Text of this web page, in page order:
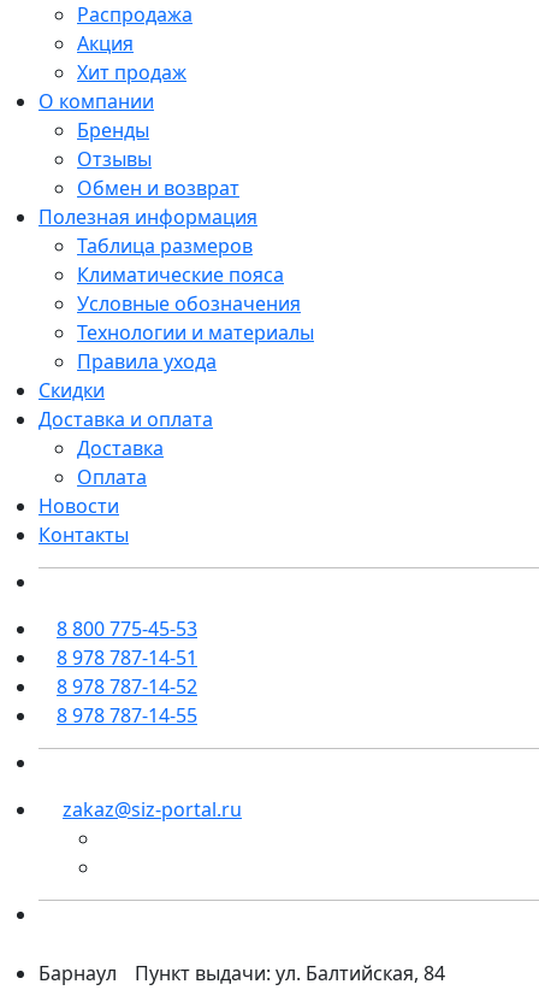
Распродажа
Акция
Хит продаж
О компании
Бренды
Отзывы
Обмен и возврат
Полезная информация
Таблица размеров
Климатические пояса
Условные обозначения
Технологии и материалы
Правила ухода
Скидки
Доставка и оплата
Доставка
Оплата
Новости
Контакты
8 800 775-45-53
8 978 787-14-51
8 978 787-14-52
8 978 787-14-55
zakaz@siz-portal.ru
Барнаул Пункт выдачи: ул. Балтийская, 84